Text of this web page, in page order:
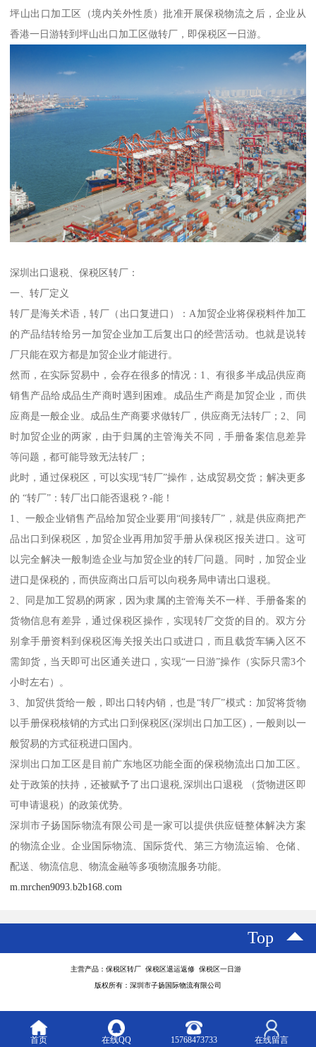
坪山出口加工区（境内关外性质）批准开展保税物流之后，企业从
香港一日游转到坪山出口加工区做转厂，即保税区一日游。
深圳出口退税、保税区转厂：
一、转厂定义
转厂是海关术语，转厂（出口复进口）：A加贸企业将保税料件加工
的产品结转给另一加贸企业加工后复出口的经营活动。也就是说转
厂只能在双方都是加贸企业才能进行。
然而，在实际贸易中，会存在很多的情况：1、有很多半成品供应商
销售产品给成品生产商时遇到困难。成品生产商是加贸企业，而供
应商是一般企业。成品生产商要求做转厂，供应商无法转厂；2、同
时加贸企业的两家，由于归属的主管海关不同，手册备案信息差异
等问题，都可能导致无法转厂；
此时，通过保税区，可以实现“转厂”操作，达成贸易交货；解决更多
的 “转厂”：转厂出口能否退税？-能！
1、一般企业销售产品给加贸企业要用“间接转厂”，就是供应商把产
品出口到保税区，加贸企业再用加贸手册从保税区报关进口。这可
以完全解决一般制造企业与加贸企业的转厂问题。同时，加贸企业
进口是保税的，而供应商出口后可以向税务局申请出口退税。
2、同是加工贸易的两家，因为隶属的主管海关不一样、手册备案的
货物信息有差异，通过保税区操作，实现转厂交货的目的。双方分
别拿手册资料到保税区海关报关出口或进口，而且载货车辆入区不
需卸货，当天即可出区通关进口，实现“一日游”操作（实际只需3个
小时左右）。
3、加贸供货给一般，即出口转内销，也是“转厂”模式：加贸将货物
以手册保税核销的方式出口到保税区(深圳出口加工区)，一般则以一
般贸易的方式征税进口国内。
深圳出口加工区是目前广东地区功能全面的保税物流出口加工区。
处于政策的扶持，还被赋予了出口退税,深圳出口退税 （货物进区即
可申请退税）的政策优势。
深圳市子扬国际物流有限公司是一家可以提供供应链整体解决方案
的物流企业。企业国际物流、国际货代、第三方物流运输、仓储、
配送、物流信息、物流金融等多项物流服务功能。
m.mrchen9093.b2b168.com
Top
主营产品：保税区转厂 保税区退运返修 保税区一日游
版权所有：深圳市子扬国际物流有限公司
首页 在线QQ 15768473733 在线留言